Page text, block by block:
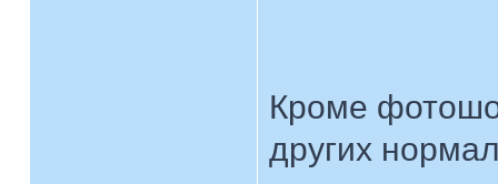
Кроме
других